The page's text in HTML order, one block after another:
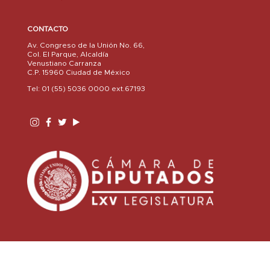
CONTACTO
Av. Congreso de la Unión No. 66,
Col. El Parque, Alcaldía
Venustiano Carranza
C.P. 15960 Ciudad de México
Tel: 01 (55) 5036 0000 ext.67193